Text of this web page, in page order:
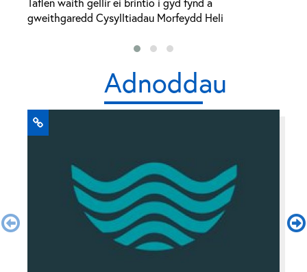
gweithgaredd Cysylltiadau Morfeydd Heli
Adnoddau